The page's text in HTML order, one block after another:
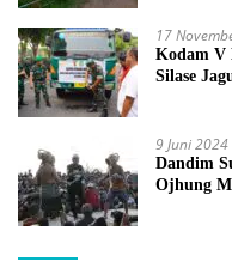
17
Kodam V
Silase
9 Juni 2024
Dandim
Ojhung